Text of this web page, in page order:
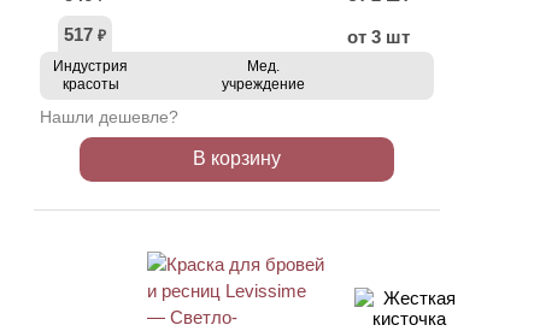
517 ₽ от 3 шт
Индустрия
красоты
Мед.
учреждение
Нашли дешевле?
В корзину